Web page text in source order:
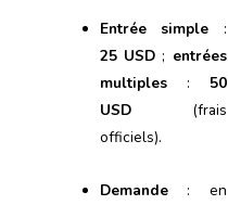
Entrée simple :
25 USD ; entrées
multiples: 50
USD(frais
officiels).
Demande: en